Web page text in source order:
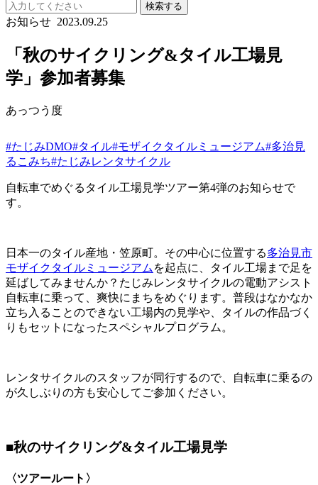
検索する
お知らせ 2023.09.25
「秋のサイクリング&タイル工場見
学」参加者募集
あっつう度
#たじみDMO#タイル#モザイクタイルミュージアム#多治見
るこみち#たじみレンタサイクル
自転車でめぐるタイル工場見学ツアー第4弾のお知らせで
す。
日本一のタイル産地・笠原町。その中心に位置する多治見市
モザイクタイルミュージアム を起点に、タイル工場まで足を
延ばしてみませんか？たじみレンタサイクルの電動アシスト
自転車に乗って、爽快にまちをめぐります。普段はなかなか
立ち入ることのできない工場内の見学や、タイルの作品づく
りもセットになったスペシャルプログラム。
レンタサイクルのスタッフが同行するので、自転車に乗るの
が久しぶりの方も安心してご参加ください。
■秋のサイクリング&タイル工場見学
〈ツアールート〉